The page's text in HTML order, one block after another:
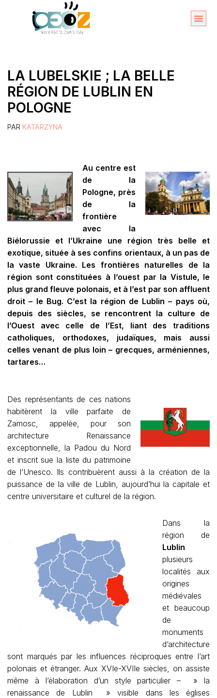
LA LUBELSKIE ; LA BELLE
RÉGION DE LUBLIN EN
POLOGNE
PAR KATARZYNA
Au centre est
de la
Pologne, près
de la
frontière
avec la
Biélorussie et l’Ukraine une région très belle et
exotique, située à ses confins orientaux, à un pas de
la vaste Ukraine. Les frontières naturelles de la
région sont constituées à l’ouest par la Vistule, le
plus grand fleuve polonais, et à l’est par son affluent
droit – le Bug. C’est la région de Lublin – pays où,
depuis des siècles, se rencontrent la culture de
l’Ouest avec celle de l’Est, liant des traditions
catholiques, orthodoxes, judaïques, mais aussi
celles venant de plus loin – grecques, arméniennes,
tartares…
Des représentants de ces nations
habitèrent la ville parfaite de
Zamosc, appelée, pour son
architecture Renaissance
exceptionnelle, la Padou du Nord
et inscrit sue la liste du patrimoine
de l’Unesco. Ils contribuèrent aussi à la création de la
puissance de la ville de Lublin, aujourd’hui la capitale et
centre universitaire et culturel de la région.
Dans la
région de
Lublin
plusieurs
localités aux
origines
médiévales
et beaucoup
de
monuments
d’architecture
sont marqués par les influences réciproques entre l’art
polonais et étranger. Aux XVIe-XVIIe siècles, on assiste
même à l’élaboration d’un style particulier – » la
renaissance de Lublin » visible dans les églises